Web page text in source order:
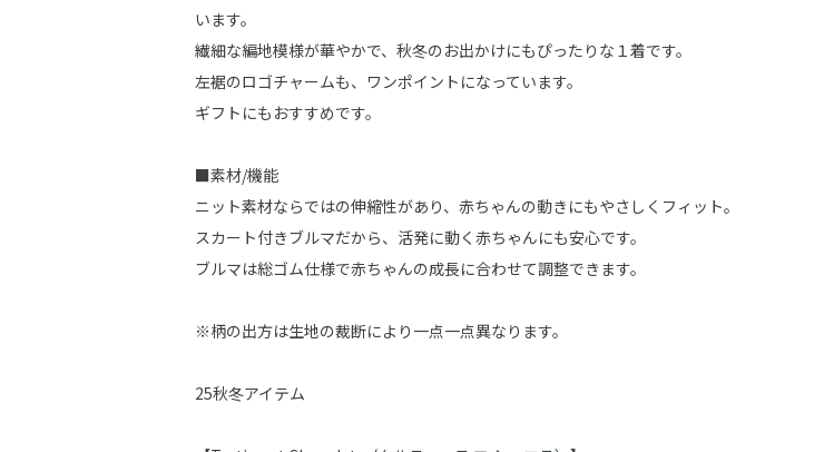
います。
繊細な編地模様が華やかで、秋冬のお出かけにもぴったりな１着です。
左裾のロゴチャームも、ワンポイントになっています。
ギフトにもおすすめです。
■素材/機能
ニット素材ならではの伸縮性があり、赤ちゃんの動きにもやさしくフィット。
スカート付きブルマだから、活発に動く赤ちゃんにも安心です。
ブルマは総ゴム仕様で赤ちゃんの成長に合わせて調整できます。
※柄の出方は生地の裁断により一点一点異なります。
25秋冬アイテム